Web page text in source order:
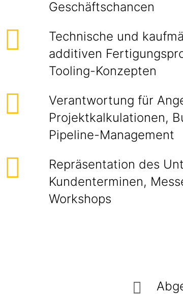
Geschäftschancen
Technische und
additiven
Tooling-Konzepten
Verantwortung für
Projektkalkulationen,
Pipeline-Management
Repräsentation des
Kundenterminen,
Workshops